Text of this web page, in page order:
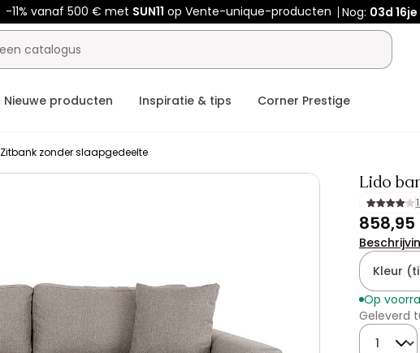
-11% vanaf 500 € met SUN11 op Vente-unique-producten Nog: 03d 16je
Nieuwe producten Inspiratie & tips Corner Prestige
Zitbank zonder slaapgedeelte
Lido
Kleur
Op
Geleverd